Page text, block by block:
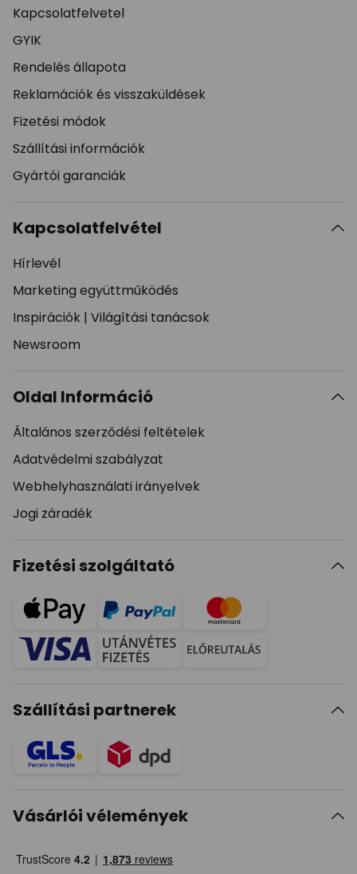
Kapcsolatfelvetel
GYIK
Rendelés állapota
Reklamációk és visszaküldések
Fizetési módok
Szállítási információk
Gyártói garanciák
Kapcsolatfelvétel
Hírlevél
Marketing együttműködés
Inspirációk | Világítási tanácsok
Newsroom
Oldal Információ
Általános szerződési feltételek
Adatvédelmi szabályzat
Webhelyhasználati irányelvek
Jogi záradék
Fizetési szolgáltató
Szállítási partnerek
Vásárlói vélemények